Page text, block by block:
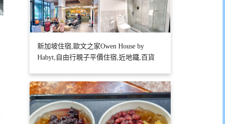
新加坡住宿,歐文之家Owen House by
Habyt,自由行親子平價住宿,近地鐵,百貨